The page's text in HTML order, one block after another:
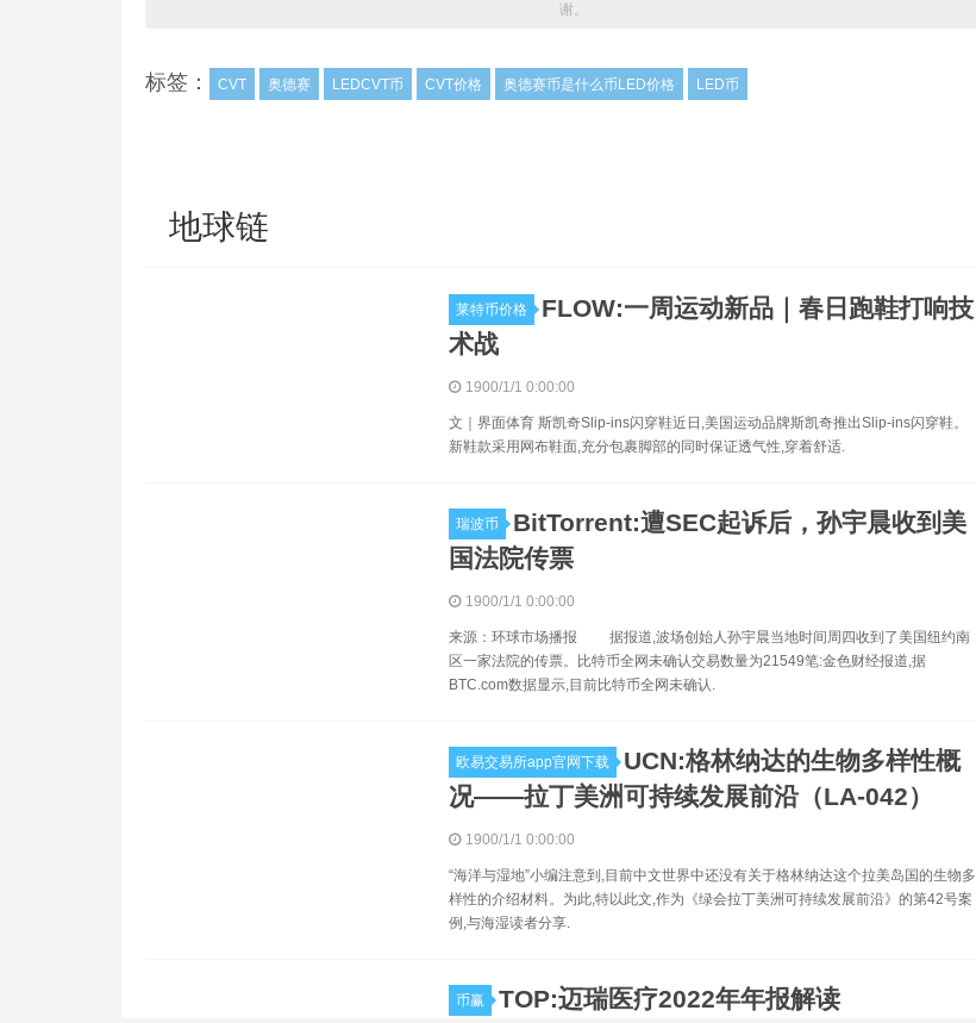
谢。
标签： CVT 奥德赛 LEDCVT币 CVT价格 奥德赛币是什么币LED价格 LED币
地球链
莱特币价格
FLOW:一周运动新品｜春日跑鞋打响技
术战
1900/1/1 0:00:00
文｜界面体育 斯凯奇Slip-ins闪穿鞋近日,美国运动品牌斯凯奇推出Slip-ins闪穿鞋。
新鞋款采用网布鞋面,充分包裹脚部的同时保证透气性,穿着舒适.
瑞波币
BitTorrent:遭SEC起诉后，孙宇晨收到美
国法院传票
1900/1/1 0:00:00
来源：环球市场播报 据报道,波场创始人孙宇晨当地时间周四收到了美国纽约南
区一家法院的传票。比特币全网未确认交易数量为21549笔:金色财经报道,据
BTC.com数据显示,目前比特币全网未确认.
欧易交易所app官网下载
UCN:格林纳达的生物多样性概
况——拉丁美洲可持续发展前沿（LA-042）
1900/1/1 0:00:00
“海洋与湿地”小编注意到,目前中文世界中还没有关于格林纳达这个拉美岛国的生物多
样性的介绍材料。为此,特以此文,作为《绿会拉丁美洲可持续发展前沿》的第42号案
例,与海湿读者分享.
币赢 TOP:迈瑞医疗2022年年报解读